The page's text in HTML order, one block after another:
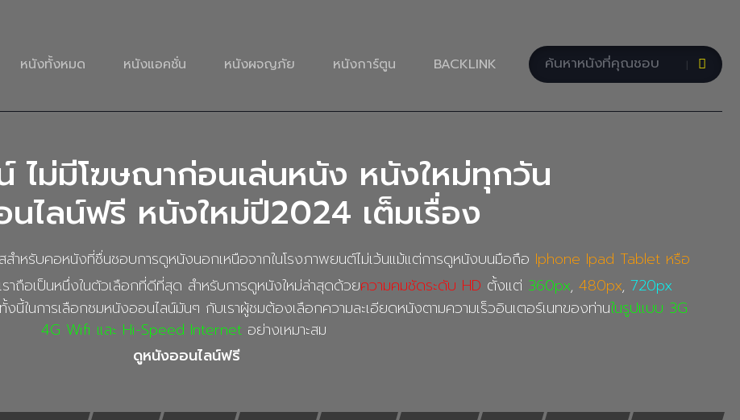
หนังทั้งหมด หนังแอคชั่น หนังผจญภัย หนังการ์ตูน BACKLINK
ไม่มีโฆษณาก่อนเล่นหนัง หนังใหม่ทุกวัน
ไลน์ฟรี หนังใหม่ปี2024 เต็มเรื่อง
สำหรับคอหนังที่ชื่นชอบการดูหนังนอกเหนือจากในโรงภาพยนต์ไม่เว้นแม้แต่การดูหนังบนมือถือ Iphone Ipad Tablet หรือ
ถือเป็นหนึ่งในตัวเลือกที่ดีที่สุด สำหรับการดูหนังใหม่ล่าสุดด้วยความคมชัดระดับ HD ตั้งแต่ 360px, 480px, 720px
ในการเลือกชมหนังออนไลน์มันๆ กับเราผู้ชมต้องเลือกความละเอียดหนังตามความเร็วอินเตอร์เนทของท่านในรูปแบบ 3G
4G Wifi และ Hi-Speed Internetอย่างเหมาะสม
ดูหนังออนไลน์ฟรี